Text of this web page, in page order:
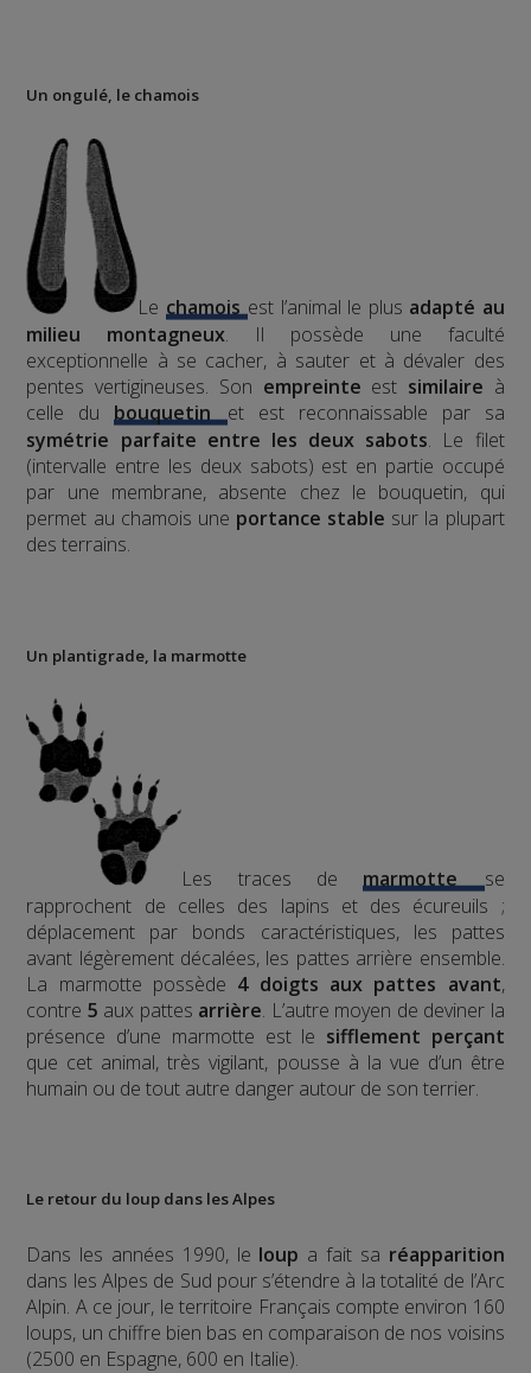
Un ongulé, le chamois
Le chamois est l’animal le plus adapté au
milieu montagneux. Il possède une faculté
exceptionnelle à se cacher, à sauter et à dévaler des
pentes vertigineuses. Son empreinte est similaire à
celle dubouquetin et est reconnaissable par sa
symétrie parfaite entre les deux sabots. Le filet
(intervalle entre les deux sabots) est en partie occupé
par une membrane, absente chez le bouquetin, qui
permet au chamois une portance stable sur la plupart
des terrains.
Un plantigrade, la marmotte
Les traces demarmotte
se
rapprochent de celles des lapins et des écureuils ;
déplacement par bonds caractéristiques, les pattes
avant légèrement décalées, les pattes arrière ensemble.
La marmotte possède 4 doigts aux pattes avant,
contre 5 aux pattes arrière. L’autre moyen de deviner la
présence d’une marmotte est le sifflement perçant
que cet animal, très vigilant, pousse à la vue d’un être
humain ou de tout autre danger autour de son terrier.
Le retour du loup dans les Alpes
Dans les années 1990, le loup a fait sa réapparition
dans les Alpes de Sud pour s’étendre à la totalité de l’Arc
Alpin. A ce jour, le territoire Français compte environ 160
loups, un chiffre bien bas en comparaison de nos voisins
(2500 en Espagne, 600 en Italie).